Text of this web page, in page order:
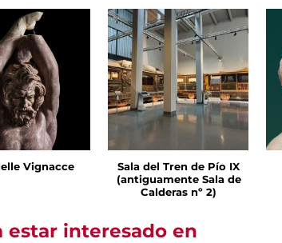
Vignacce
Sala del Tren de Pío IX
(antiguamente Sala de
Calderas nº 2)
interesado en